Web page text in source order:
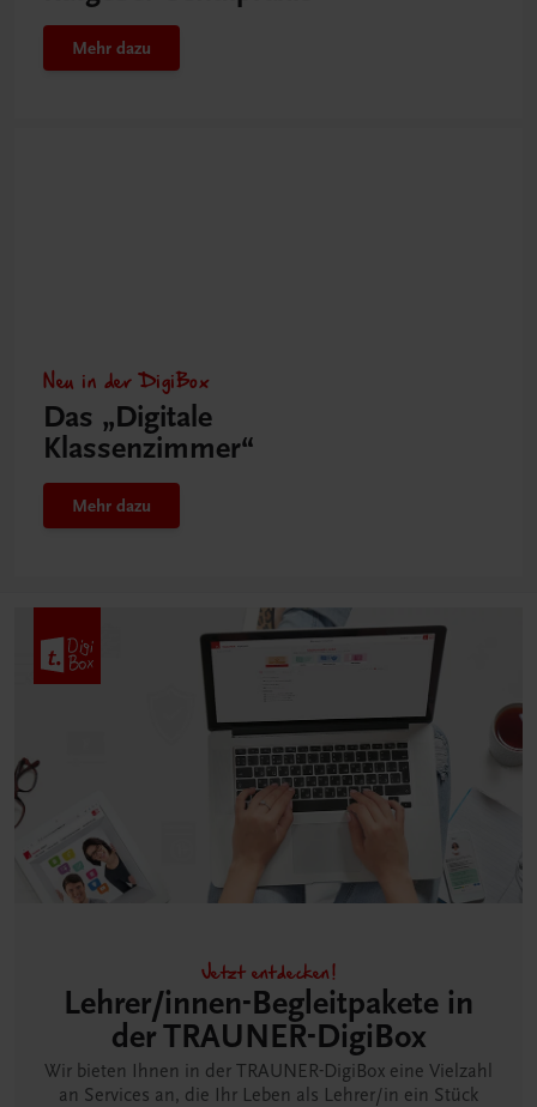
Mehr dazu
Neu in der DigiBox
Das „Digitale
Klassenzimmer“
Mehr dazu
Jetzt entdecken!
Lehrer/innen-Begleitpakete in
der TRAUNER-DigiBox
Wir bieten Ihnen in der TRAUNER-DigiBox eine Vielzahl
an Services an, die Ihr Leben als Lehrer/in ein Stück